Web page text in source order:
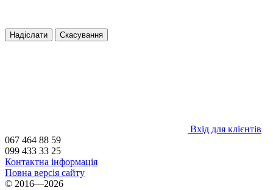
Надіслати Скасування
Вхід для клієнтів
067 464 88 59
099 433 33 25
Контактна інформація
Повна версія сайту
© 2016—2026